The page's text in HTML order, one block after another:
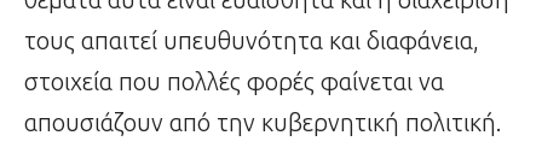
τους απαιτεί υπευθυνότητα και διαφάνεια,
στοιχεία που πολλές φορές φαίνεται να
απουσιάζουν από την κυβερνητική πολιτική.